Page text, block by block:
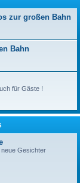
h
zur großen Bahn
Bahn
für Gäste !
Gesichter